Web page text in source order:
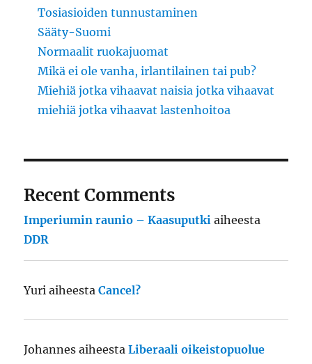
Tosiasioiden tunnustaminen
Sääty-Suomi
Normaalit ruokajuomat
Mikä ei ole vanha, irlantilainen tai pub?
Miehiä jotka vihaavat naisia jotka vihaavat
miehiä jotka vihaavat lastenhoitoa
Recent Comments
Imperiumin raunio – Kaasuputki aiheesta
DDR
Yuri aiheestaCancel?
Johannes aiheestaLiberaali oikeistopuolue